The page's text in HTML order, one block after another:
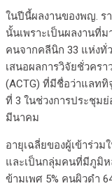
ในปีนี้ผลงานของพญ. ร
นั้นเพราะเป็นผลงานที่
คนจากคลีนิก 33 แห่งทั่
เสนอผลการวิจัยชั่วครา
(ACTG) ที่มีชื่อว่าแลททิ
ที่ 3 ในช่วงการประชุม
มีนาคม
อายุเฉลี่ยของผู้เข้าร่วม
และเป็นกลุ่มคนที่มีภูมิห
ข้ามเพศ 5% คนผิวดำ